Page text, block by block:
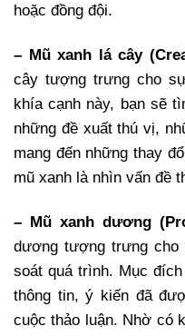
hoặc đồng đội.
– Mũ xanh lá cây
cây tượng trưng cho
khía cạnh này, bạn sẽ
những đề xuất thú vị,
mang đến những thay
mũ xanh là nhìn vấn đề
– Mũ xanh dương
dương tượng trưng cho
soát quá trình. Mục
thông tin, ý kiến đã
cuộc thảo luận. Nhờ có